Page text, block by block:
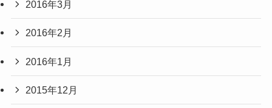
2016年3月
2016年2月
2016年1月
2015年12月